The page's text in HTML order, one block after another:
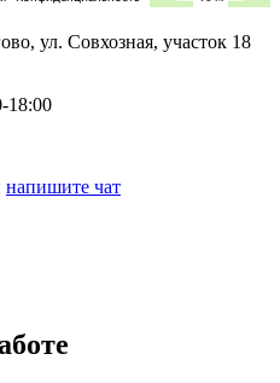
ул. Совхозная, участок 18
18:00
напишите чат